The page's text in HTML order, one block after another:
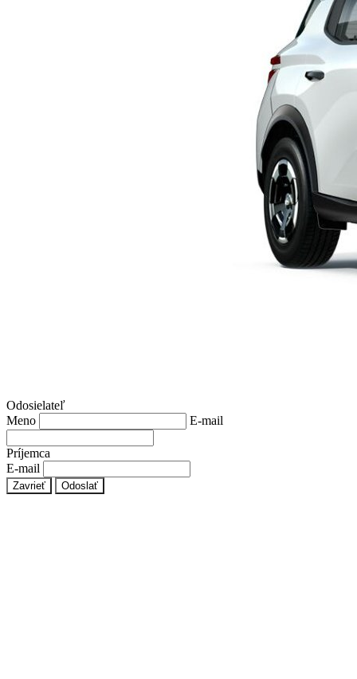
Odosielateľ
Meno
E-mail
Príjemca
E-mail
Zavrieť Odoslať